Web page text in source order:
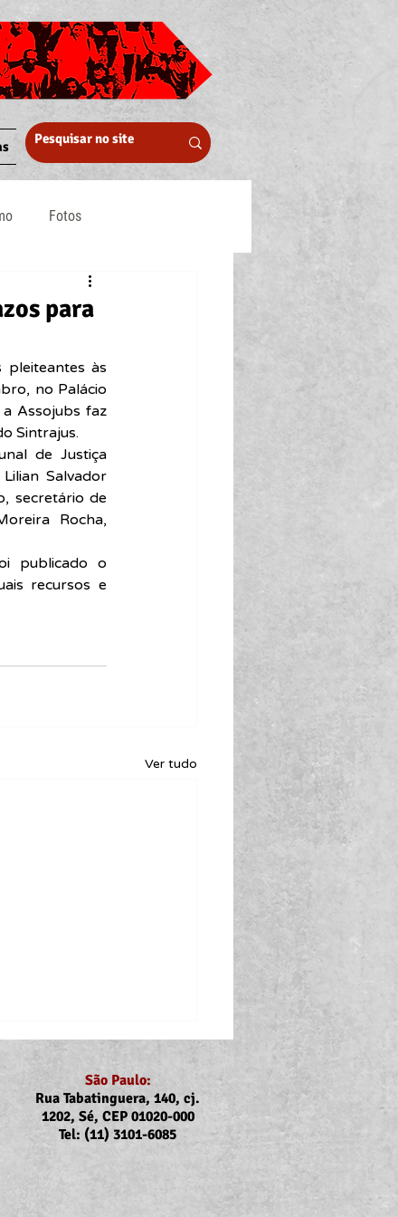
Fotos
para
pleiteantes às
no Palácio
Assojubs faz
Sintrajus.
de Justiça
Salvador
secretário de
Rocha,
publicado o
recursos e
Ver tudo
Assojubs:
São Paulo:
Rua Tabatinguera, 140, cj.
1202, Sé, CEP 01020-000
Tel: (11) 3101-6085